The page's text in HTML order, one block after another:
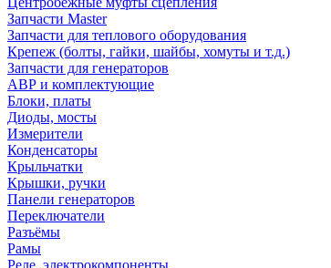
Запчасти Master
Запчасти для теплового оборудования
Крепеж (болты, гайки, шайбы, хомуты и т.д.)
Запчасти для генераторов
АВР и комплектующие
Блоки, платы
Диоды, мосты
Измерители
Конденсаторы
Крыльчатки
Крышки, ручки
Панели генераторов
Переключатели
Разъёмы
Рамы
Реле, электрокомпоненты